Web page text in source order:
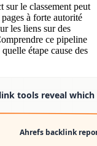
sur le classement peut
à forte autorité
les liens sur des
ce pipeline
étape cause des